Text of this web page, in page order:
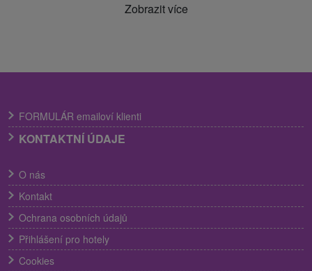
Zobrazit více
FORMULÁR emailoví klienti
KONTAKTNÍ ÚDAJE
O nás
Kontakt
Ochrana osobních údajů
Přihlášení pro hotely
Cookies